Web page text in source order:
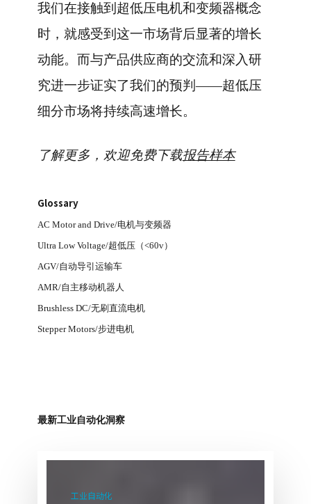
我们在接触到超低压电机和变频器概念
时，就感受到这一市场背后显著的增长
动能。而与产品供应商的交流和深入研
究进一步证实了我们的预判——超低压
细分市场将持续高速增长。
了解更多，欢迎免费下载报告样本
Glossary
AC Motor and Drive/电机与变频器
Ultra Low Voltage/超低压（<60v）
AGV/自动导引运输车
AMR/自主移动机器人
Brushless DC/无刷直流电机
Stepper Motors/步进电机
最新工业自动化洞察
工业自动化